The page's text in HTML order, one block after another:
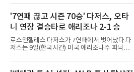
'7연패 끊고 시즌 70승' 다저스, 오타
니 연장 결승타로 애리조나 2-1 승
로스앤젤레스 다저스가 7연패에서 벗어났다.다
저스는 9일(한국시간) 미국 애리조나주 피닉스
아몬드백스전에서 2-1로 이겼다. 8회 카일 터커